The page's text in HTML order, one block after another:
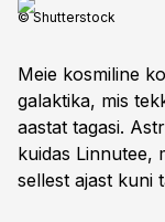
© Shutterstock
Meie kosmiline
galaktika, mis
aastat tagasi.
kuidas Linnutee,
sellest ajast kuni